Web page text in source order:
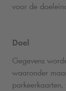
voor de
Doel
Gegevens
waaronder